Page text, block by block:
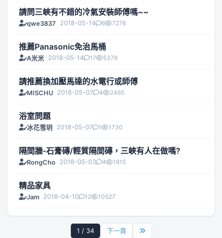
請問三峽有不錯的冷氣安裝師傅嗎~~
qwe3837 2018-05-14 6 7276
推薦Panasonic免治馬桶
A米米 2018-05-14 17 5379
請推薦換加壓馬達的水電行或師傅
MISCHU 2018-05-07 4 2465
浴室問題
冰花雪玥 2018-05-07 1 1730
隔間牆-石膏磚/輕質隔間磚，三峽有人在做嗎?
RongCho 2018-05-03 4 1815
精品家具
Jam 2018-04-10 12 10527
1 / 34 下一頁